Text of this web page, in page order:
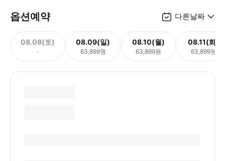
옵션예약 다른날짜
08.08(토)
-
08.09(일)
63,899원
08.10(월)
63,899원
08.11(화)
63,899원